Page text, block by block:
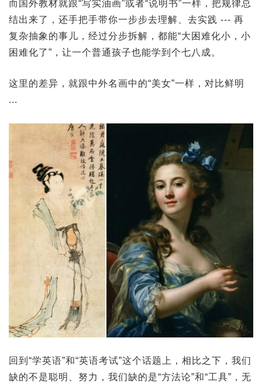
而国外教材就跟“写实油画”或者“说明书”一样，把规律总
结出来了，还手把手带你一步步去理解、去实践 --- 再
复杂抽象的事儿，经过分步拆解，都能“大困难化小，小
困难化了”，让一个普通孩子也能学到个七八成。
这里的差异，就跟中外名画中的“美女”一样，对比鲜明
...
回到“学英语”和“英语考试”这个话题上，相比之下，我们
缺的不是聪明、努力，我们缺的是“方法论”和“工具”，无